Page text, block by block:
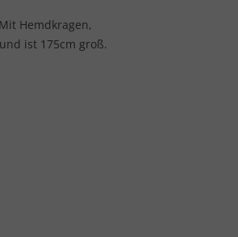
Hemdkragen,
ist 175cm groß.